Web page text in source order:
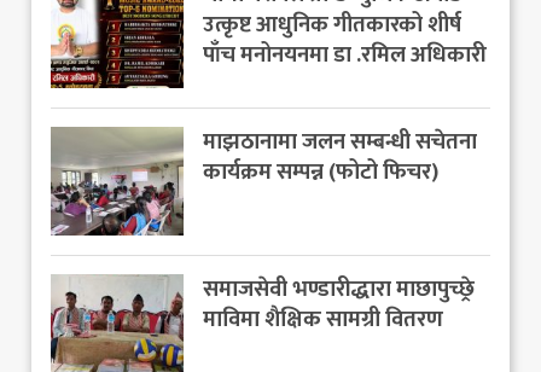
उत्कृष्ट आधुनिक गीतकारको शीर्ष
पाँच मनोनयनमा डा .रमिल अधिकारी
माझठानामा जलन सम्बन्धी सचेतना
कार्यक्रम सम्पन्न (फोटो फिचर)
समाजसेवी भण्डारीद्धारा माछापुच्छ्रे
माविमा शैक्षिक सामग्री वितरण